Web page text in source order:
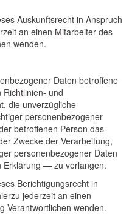
Auskunftsrecht in Anspruch
an einen Mitarbeiter des
wenden.
Daten betroffene
und
die unverzügliche
personenbezogener
betroffenen Person das
Zwecke der Verarbeitung,
personenbezogener Daten
— zu verlangen.
Berichtigungsrecht in
jederzeit an einen
Verantwortlichen wenden.